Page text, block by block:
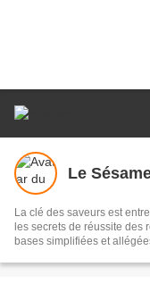
Le
La clé des saveurs est entre vos mains! Le Sésame
les secrets de réussite des
bases simplifiées et